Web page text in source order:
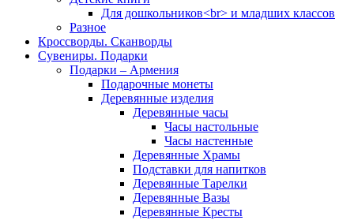
Для дошкольников<br> и младших классов
Разное
Кроссворды. Сканворды
Сувениры. Подарки
Подарки – Армения
Подарочные монеты
Деревянные изделия
Деревянные часы
Часы настольные
Часы настенные
Деревянные Храмы
Подставки для напитков
Деревянные Тарелки
Деревянные Вазы
Деревянные Кресты